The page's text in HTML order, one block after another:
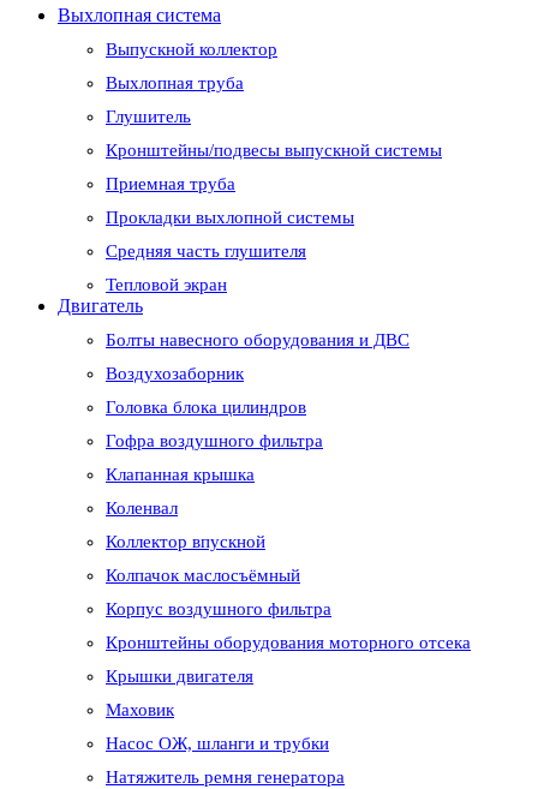
Выхлопная система
Выпускной коллектор
Выхлопная труба
Глушитель
Кронштейны/подвесы выпускной системы
Приемная труба
Прокладки выхлопной системы
Средняя часть глушителя
Тепловой экран
Двигатель
Болты навесного оборудования и ДВС
Воздухозаборник
Головка блока цилиндров
Гофра воздушного фильтра
Клапанная крышка
Коленвал
Коллектор впускной
Колпачок маслосъёмный
Корпус воздушного фильтра
Кронштейны оборудования моторного отсека
Крышки двигателя
Маховик
Насос ОЖ, шланги и трубки
Натяжитель ремня генератора